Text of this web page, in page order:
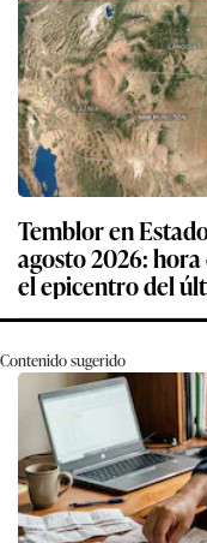
Temblor en
agosto 2026:
el epicentro del
Contenido sugerido